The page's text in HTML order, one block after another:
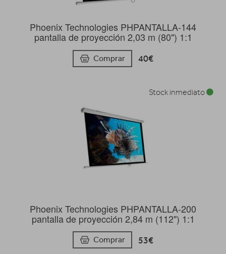
Phoenix Technologies PHPANTALLA-144
pantalla de proyección 2,03 m (80") 1:1
Comprar 40€
Phoenix Technologies PHPANTALLA-200
pantalla de proyección 2,84 m (112") 1:1
Comprar 53€
Stock inmediato